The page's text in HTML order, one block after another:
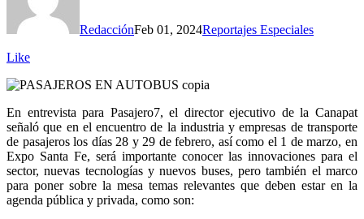
RedacciónFeb 01, 2024Reportajes Especiales
Like
En entrevista para Pasajero7, el director ejecutivo de la Canapat
señaló que en el encuentro de la industria y empresas de transporte
de pasajeros los días 28 y 29 de febrero, así como el 1 de marzo, en
Expo Santa Fe, será importante conocer las innovaciones para el
sector, nuevas tecnologías y nuevos buses, pero también el marco
para poner sobre la mesa temas relevantes que deben estar en la
agenda pública y privada, como son: